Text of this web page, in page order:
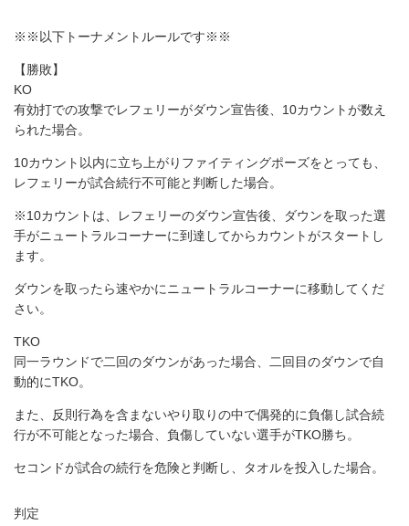
※※以下トーナメントルールです※※
【勝敗】
KO
有効打での攻撃でレフェリーがダウン宣告後、10カウントが数え
られた場合。
10カウント以内に立ち上がりファイティングポーズをとっても、
レフェリーが試合続行不可能と判断した場合。
※10カウントは、レフェリーのダウン宣告後、ダウンを取った選
手がニュートラルコーナーに到達してからカウントがスタートし
ます。
ダウンを取ったら速やかにニュートラルコーナーに移動してくだ
さい。
TKO
同一ラウンドで二回のダウンがあった場合、二回目のダウンで自
動的にTKO。
また、反則行為を含まないやり取りの中で偶発的に負傷し試合続
行が不可能となった場合、負傷していない選手がTKO勝ち。
セコンドが試合の続行を危険と判断し、タオルを投入した場合。
判定